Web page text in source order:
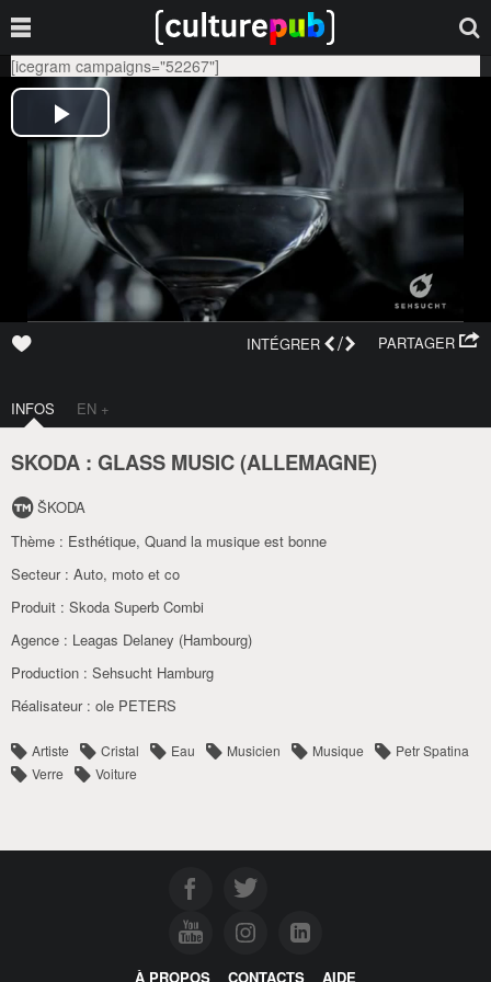
[icegram campaigns="52267"]
PARTAGER
INTÉGRER /
INFOS EN +
SKODA : GLASS MUSIC (ALLEMAGNE)
ŠKODA
Thème : Esthétique, Quand la musique est bonne
Secteur : Auto, moto et co
Produit : Skoda Superb Combi
Agence : Leagas Delaney (Hambourg)
Production : Sehsucht Hamburg
Réalisateur : ole PETERS
Artiste Cristal Eau Musicien Musique
Petr Spatina
Verre
Voiture
À PROPOS CONTACTS AIDE